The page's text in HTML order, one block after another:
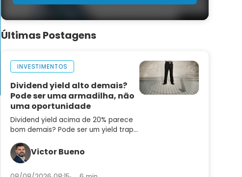
Últimas Postagens
INVESTIMENTOS
Dividend yield alto demais?
Pode ser uma armadilha, não
uma oportunidade
Dividend yield acima de 20% parece
bom demais? Pode ser um yield trap.
separam pagadoras sustentáveis de
armadilhas
Victor Bueno